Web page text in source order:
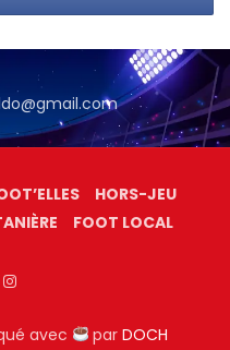
HORS-JEU
FOOT LOCAL
avec parDOCH